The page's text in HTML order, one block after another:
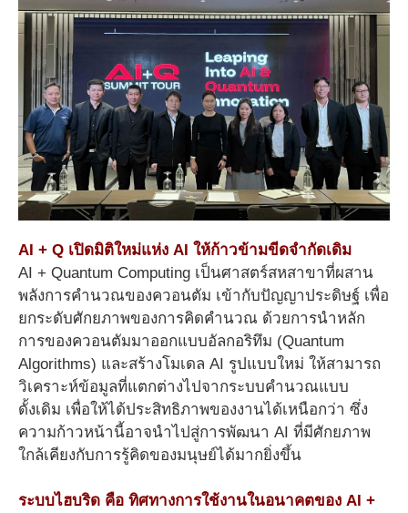
AI + Q เปิดมิติใหม่แห่ง AI ให้ก้าวข้ามขีดจำกัดเดิม
AI + Quantum Computing เป็นศาสตร์สหสาขาที่ผสาน
พลังการคำนวณของควอนตัม เข้ากับปัญญาประดิษฐ์ เพื่อ
ยกระดับศักยภาพของการคิดคำนวณ ด้วยการนำหลัก
การของควอนตัมมาออกแบบอัลกอริทึม (Quantum
Algorithms) และสร้างโมเดล AI รูปแบบใหม่ ให้สามารถ
วิเคราะห์ข้อมูลที่แตกต่างไปจากระบบคำนวณแบบ
ดั้งเดิม เพื่อให้ได้ประสิทธิภาพของงานได้เหนือกว่า ซึ่ง
ความก้าวหน้านี้อาจนำไปสู่การพัฒนา AI ที่มีศักยภาพ
ใกล้เคียงกับการรู้คิดของมนุษย์ได้มากยิ่งขึ้น
ระบบไฮบริด คือ ทิศทางการใช้งานในอนาคตของ AI +